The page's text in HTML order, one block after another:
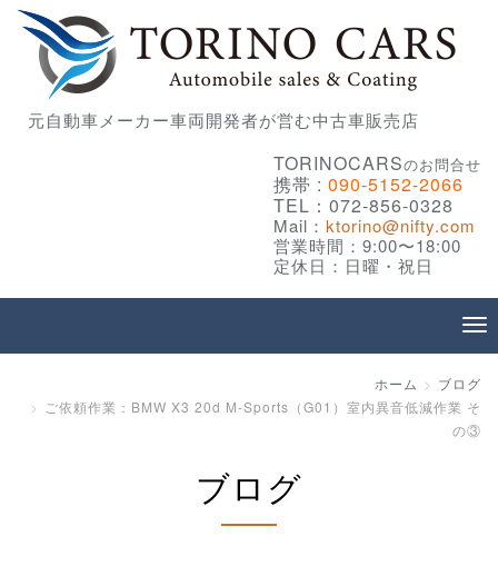
元自動車メーカー車両開発者が営む中古車販売店
TORINOCARSのお問合せ
携帯 : 090-5152-2066
TEL：072-856-0328
Mail： ktorino@nifty.com
営業時間：9:00〜18:00
定休日：日曜・祝日
ホーム
ブログ
ご依頼作業：BMW X3 20d M-Sports（G01）室内異音低減作業 そ
の③
ブログ